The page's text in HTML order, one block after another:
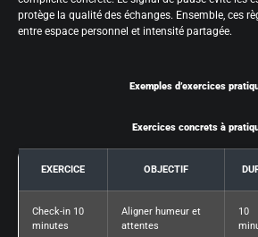
protège la qualité des échanges. Ensemble, ces
entre espace personnel et intensité partagée.
Exercices concrets à
Exemples d’exercices
EXERCICE OBJECTIF
Check-in 10
minutes
Aligner humeur et
attentes
10